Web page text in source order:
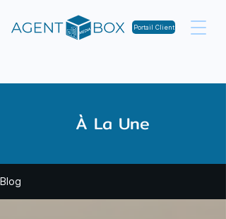
Portail Client
À La Une
Blog